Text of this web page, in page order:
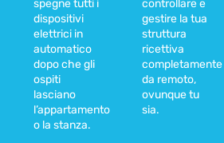
spegne tutti i
dispositivi
elettrici in
automatico
dopo che gli
ospiti
lasciano
l’appartamento
o la stanza.
controllare e
gestire la tua
struttura
ricettiva
completamente
da remoto,
ovunque tu
sia.